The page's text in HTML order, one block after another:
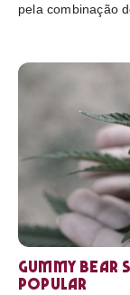
pela combinação
Gummy
popular